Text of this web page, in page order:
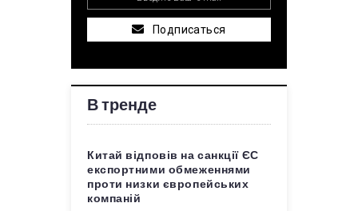
Подписаться
В тренде
Китай відповів на санкції ЄС
експортними обмеженнями
проти низки європейських
компаній